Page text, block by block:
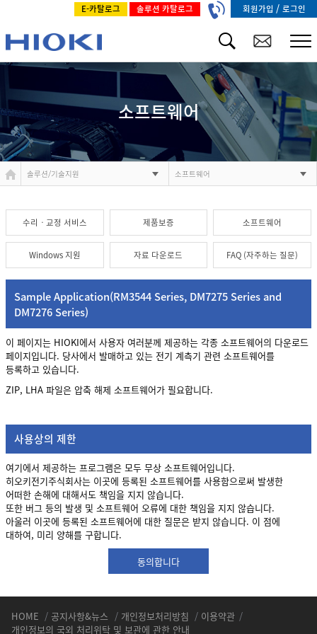
E-카탈로그 솔루션 카탈로그 회원가입 / 로그인
소프트웨어
솔루션/기술지원 소프트웨어
수리ㆍ교정 서비스 제품보증 소프트웨어
Windows 지원 자료 다운로드 FAQ (자주하는 질문)
Sample Application(RM3544 Series, DM7275 Series and
DM7276 Series)
이 페이지는 HIOKI에서 사용자 여러분께 제공하는 각종 소프트웨어의 다운로드
페이지입니다. 당사에서 발매하고 있는 전기 계측기 관련 소프트웨어를
등록하고 있습니다.
ZIP, LHA 파일은 압축 해제 소프트웨어가 필요합니다.
사용상의 제한
여기에서 제공하는 프로그램은 모두 무상 소프트웨어입니다.
히오키전기주식회사는 이곳에 등록된 소프트웨어를 사용함으로써 발생한
어떠한 손해에 대해서도 책임을 지지 않습니다.
또한 버그 등의 발생 및 소프트웨어 오류에 대한 책임을 지지 않습니다.
아울러 이곳에 등록된 소프트웨어에 대한 질문은 받지 않습니다. 이 점에
대하여, 미리 양해를 구합니다.
동의합니다
HOME / 공지사항&뉴스 / 개인정보처리방침 / 이용약관 /
개인정보의 국외 처리위탁 및 보관에 관한 안내